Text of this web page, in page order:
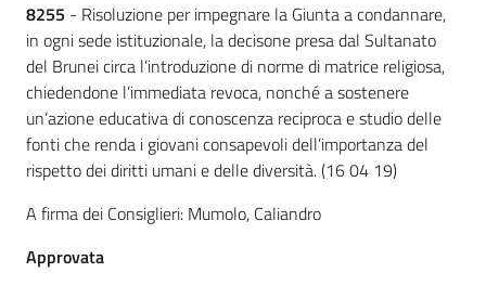
8255 - Risoluzione per impegnare la Giunta a condannare,
in ogni sede istituzionale, la decisone presa dal Sultanato
del Brunei circa l’introduzione di norme di matrice religiosa,
chiedendone l’immediata revoca, nonché a sostenere
un’azione educativa di conoscenza reciproca e studio delle
fonti che renda i giovani consapevoli dell’importanza del
rispetto dei diritti umani e delle diversità. (16 04 19)
A firma dei Consiglieri: Mumolo, Caliandro
Approvata